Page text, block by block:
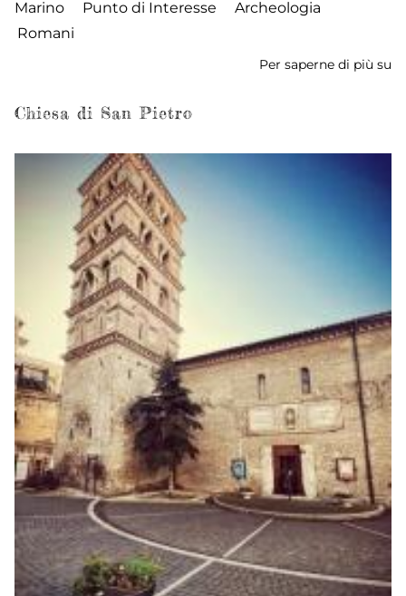
Marino Punto di Interesse
Archeologia
Romani
Per saperne di più su
Chiesa di San Pietro